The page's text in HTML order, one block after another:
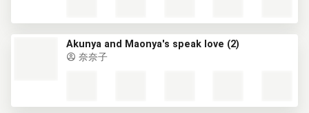
Akunya and Maonya's speak love (2)
奈奈子